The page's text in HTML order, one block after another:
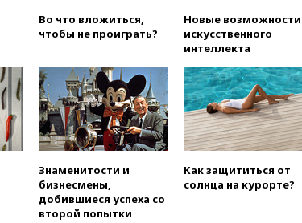
вчера, 19:35Памфилова
сообщила об омоложении
партийных списков на выборах
вчера, 19:25Путин
прокомментировал первый
номер «Единой России» в
бюллетене
вчера, 19:15Путин обсудил с
Памфиловой подготовку к
единому дню голосования
вчера, 18:56
Во что вложиться,
чтобы не проиграть?
Новые возможности
искусственного
интеллекта
Знаменитости и
бизнесмены,
добившиеся успеха со
второй попытки
Как защититься от
солнца на курорте?